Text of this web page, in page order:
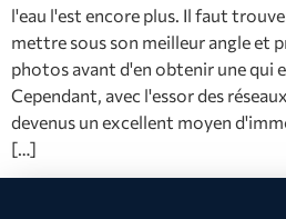
l'eau l'est encore plus. Il faut
mettre sous son meilleur angle et
photos avant d'en obtenir une qui
Cependant, avec l'essor des
devenus un excellent moyen
[…]